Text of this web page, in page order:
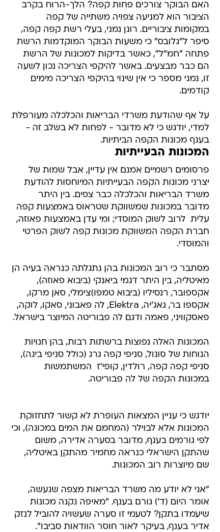
האם הבוקר צורכים פחות קפה? הלך-הרוח בקרב
הציבור הוא למניעה צפויה משתייה של קפה
במקומות ציבוריים. רונן נמני, בעלי רשת קפה קפה,
סיפר ל"גלובס" כי משעות הבוקר המוקדמות הרשת
פתחה "חמ"ל", כאשר בדיקות למכונות של הרשת
הם כבר מבצעים. באשר להיקפי הצריכה נכון לשעה
זו, נמני מספר כי אין שינוי בהיקפי הצריכה מימים
קודמים.
על אף שהודעת משרדי הבריאות והכלכלה מעורפלת
למדי, יודגש כי לא מדובר - לפחות לא בשלב זה -
בענף מכונות הקפה הביתיות.
המכונות הבעייתיות
פרסומים רשמיים אמנם אין עדיין, אבל שמות של
יצרני מכונות הקפה הבעייתיות המיוחסות להודעת
משרד הבריאות והכלכלה כבר צפים. בין היתר
מדובר במכונות שמשווקת שטראוס באמצעות קפה
עלית  לרוב לשוק המוסדי; ומי עדן באמצעות פאוזה,
חברת הקפה המשווקת מכונות קפה לשוק הפרטי
והמוסדי.
מסתבר כי רוב המכונות בהן נתגלתה כנראה בעיה הן
מאיטליה, בין היתר דגמי ביאנקי (ביבוא פאוזה),
אקספובר, רנסיליו (ביבוא טמפו)צימלי, סאן מרקו,
אקספו בר, גאג'יה, Elektra, לה פאבוני, סאקו, לוקה,
פאסקוויני, פאמה ודגם לה פבוריטה המיוצר בישראל.
המכונות האלה נפוצות ברשתות רבות, בהן חנויות
הנוחות של סונול, סניפי קפה גרג (כולל סניפי ביגה),
סניפי קפה קפה, רולדין, קופי'ז  המשתמשות
במכונות הקפה של לה פבוריטה.
יודגש כי עניין המצאות העופרת לא קשור לתחזוקת
המכונות אלא לבוילר (המחמם את המים במכונה), וכי
לפי גורמים בענף, מדובר בסערה אדירה, משום
שהתקן הישראלי כנראה מחמיר מהתקן באיטליה,
שם מיוצרות רוב המכונות.
"אני לא יודע מה משרד הבריאות מצפה שנעשה,
אומר היום (ד') גורם בענף. "מאיפה נקנה מכונות
שיעמדו בתקן? לטעמי זו סערה שעשויה להוביל לנזק
אדיר בענף, בעיקר לאור חוסר הוודאות סביבו".